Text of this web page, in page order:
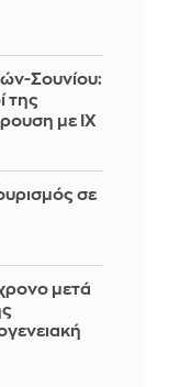
Σουνίου:
της
με ΙΧ
σε
μετά